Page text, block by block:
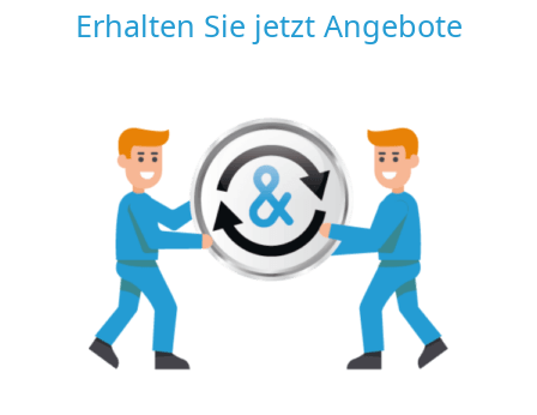
Erhalten Sie jetzt Angebote